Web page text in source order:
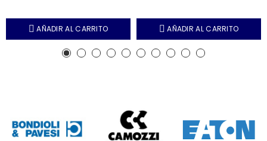
AÑADIR AL CARRITO AÑADIR AL CARRITO